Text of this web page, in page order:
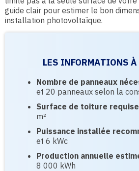
guide clair pour estimer le bon
installation photovoltaïque.
LES INFORMATIONS
Nombre de panneaux
et 20 panneaux selon la
Surface de toiture requise
m²
Puissance installée
et 6 kWc
Production annuelle
8 000 kWh